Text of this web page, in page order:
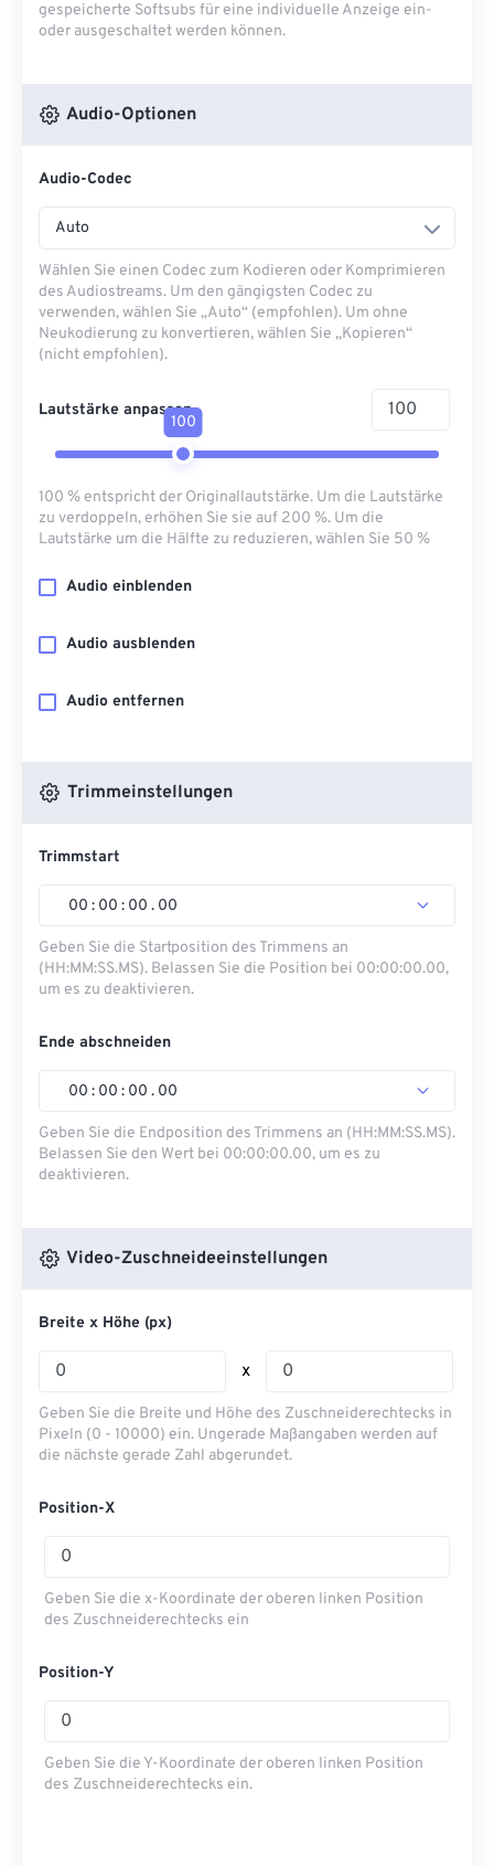
gespeicherte Softsubs für eine individuelle Anzeige ein-
oder ausgeschaltet werden können.
Audio-Optionen
Audio-Codec
Auto
Wählen Sie einen Codec zum Kodieren oder Komprimieren
des Audiostreams. Um den gängigsten Codec zu
verwenden, wählen Sie „Auto“ (empfohlen). Um ohne
Neukodierung zu konvertieren, wählen Sie „Kopieren“
(nicht empfohlen).
Lautstärke anpassen
100
100 % entspricht der Originallautstärke. Um die Lautstärke
zu verdoppeln, erhöhen Sie sie auf 200 %. Um die
Lautstärke um die Hälfte zu reduzieren, wählen Sie 50 %
Audio einblenden
Audio ausblenden
Audio entfernen
Trimmeinstellungen
Trimmstart
00 : 00 : 00 . 00
Geben Sie die Startposition des Trimmens an
(HH:MM:SS.MS). Belassen Sie die Position bei 00:00:00.00,
um es zu deaktivieren.
Ende abschneiden
00 : 00 : 00 . 00
Geben Sie die Endposition des Trimmens an (HH:MM:SS.MS).
Belassen Sie den Wert bei 00:00:00.00, um es zu
deaktivieren.
Video-Zuschneideeinstellungen
Breite x Höhe (px)
x
Geben Sie die Breite und Höhe des Zuschneiderechtecks ​​in
Pixeln (0 - 10000) ein. Ungerade Maßangaben werden auf
die nächste gerade Zahl abgerundet.
Position-X
Geben Sie die x-Koordinate der oberen linken Position
des Zuschneiderechtecks ​​ein
Position-Y
Geben Sie die Y-Koordinate der oberen linken Position
des Zuschneiderechtecks ​​ein.